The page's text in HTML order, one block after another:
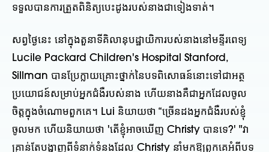
ទទួលបានការត្រួតពិនិត្យបេះដូងរបស់នាងជាទៀងទាត់។
សព្វថ្ងៃនេះ នៅក្នុងតួនាទីគិលានុបដ្ឋាយិការបស់នាងនៅមន្ទីរពេទ្យ
Lucile Packard Children's Hospital Stanford,
Sillman បានប្រែក្លាយគ្រោះថ្នាក់នៃបទពិសោធន៍នោះទៅជាអត្ថ
ប្រយោជន៍សម្រាប់អ្នកជំងឺរបស់នាង ហើយនាងគឺជាអ្នកដែលចូល
ចិត្តក្នុងចំណោមពួកគេ។ Lui និយាយថា “ច្រើនដងអ្នកជំងឺរបស់ខ្ញុំ
ចូលមក ហើយនិយាយថា 'តើខ្ញុំអាចឃើញ Christy បានទេ?' "វា
គ្រាន់តែបង្ហាញពីទំនាក់ទំនងដែល Christy នាំមកឱ្យពួកគេអំពីបទ